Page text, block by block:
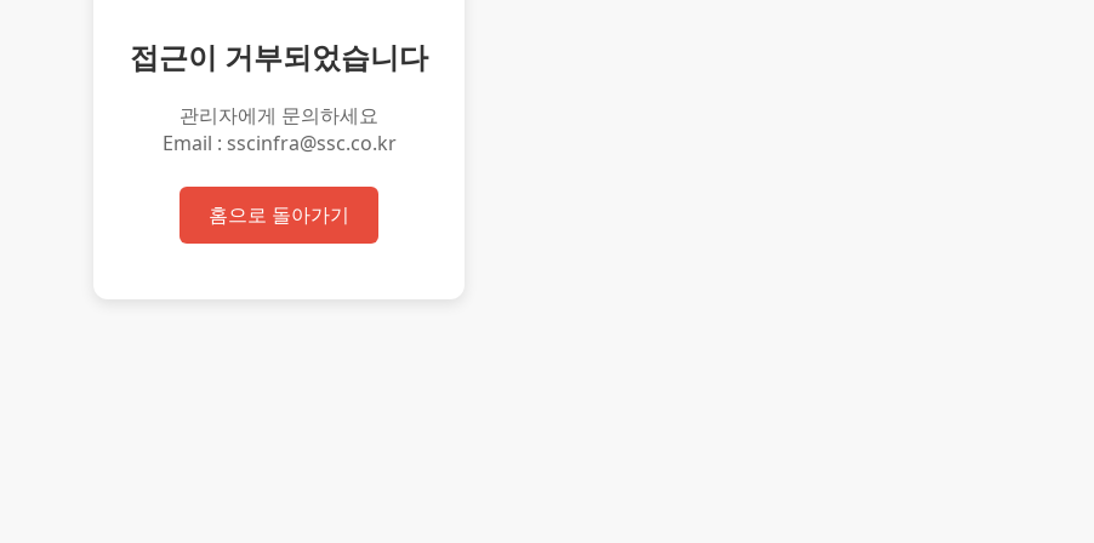
접근이 거부되었습니다
관리자에게 문의하세요
Email : sscinfra@ssc.co.kr
홈으로 돌아가기